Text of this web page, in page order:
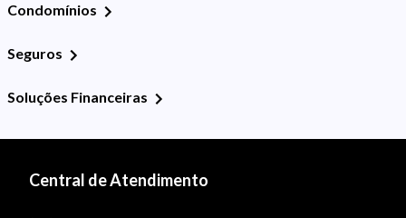
Condomínios
Seguros
Soluções Financeiras
Central de Atendimento